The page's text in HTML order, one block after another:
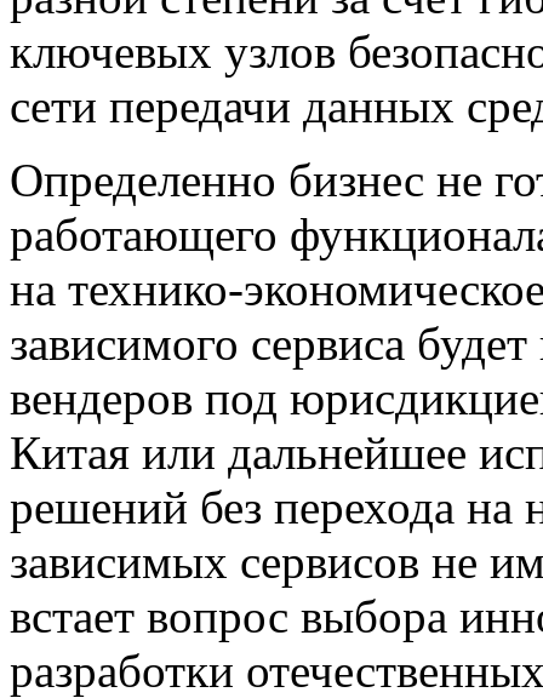
ключевых узлов
сети передачи данных
Определенно бизнес не
работающего
на технико-
зависимого сервиса
вендеров под
Китая или дальнейшее
решений без перехода на
зависимых сервисов не
встает вопрос выбора
разработки